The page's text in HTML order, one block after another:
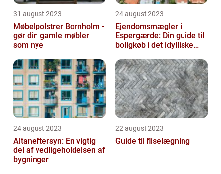
31 august 2023
Møbelpolstrer Bornholm -
gør din gamle møbler
som nye
24 august 2023
Ejendomsmægler i
Espergærde: Din guide til
boligkøb i det idylliske
24 august 2023
Altaneftersyn: En vigtig
del af vedligeholdelsen af
bygninger
22 august 2023
Guide til fliselægning